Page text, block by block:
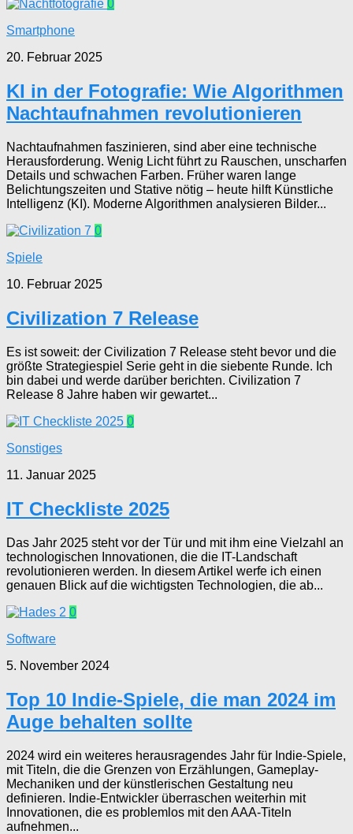
0
Smartphone
20. Februar 2025
KI in der Fotografie: Wie Algorithmen
Nachtaufnahmen revolutionieren
Nachtaufnahmen faszinieren, sind aber eine technische
Herausforderung. Wenig Licht führt zu Rauschen, unscharfen
Details und schwachen Farben. Früher waren lange
Belichtungszeiten und Stative nötig – heute hilft Künstliche
Intelligenz (KI). Moderne Algorithmen analysieren Bilder...
0
Spiele
10. Februar 2025
Civilization 7 Release
Es ist soweit: der Civilization 7 Release steht bevor und die
größte Strategiespiel Serie geht in die siebente Runde. Ich
bin dabei und werde darüber berichten. Civilization 7
Release 8 Jahre haben wir gewartet...
0
Sonstiges
11. Januar 2025
IT Checkliste 2025
Das Jahr 2025 steht vor der Tür und mit ihm eine Vielzahl an
technologischen Innovationen, die die IT-Landschaft
revolutionieren werden. In diesem Artikel werfe ich einen
genauen Blick auf die wichtigsten Technologien, die ab...
0
Software
5. November 2024
Top 10 Indie-Spiele, die man 2024 im
Auge behalten sollte
2024 wird ein weiteres herausragendes Jahr für Indie-Spiele,
mit Titeln, die die Grenzen von Erzählungen, Gameplay-
Mechaniken und der künstlerischen Gestaltung neu
definieren. Indie-Entwickler überraschen weiterhin mit
Innovationen, die es problemlos mit den AAA-Titeln
aufnehmen...